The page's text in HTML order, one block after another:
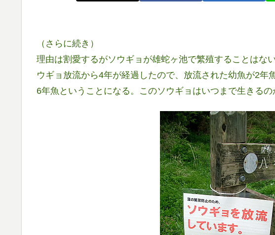
（さらに続き）
理由は割愛するがソウギョが雄蛇ヶ池で繁殖することはな
ウギョ放流から4年が経過したので、放流された幼魚が2年
6年魚ということになる。このソウギョはいつまで生きるの